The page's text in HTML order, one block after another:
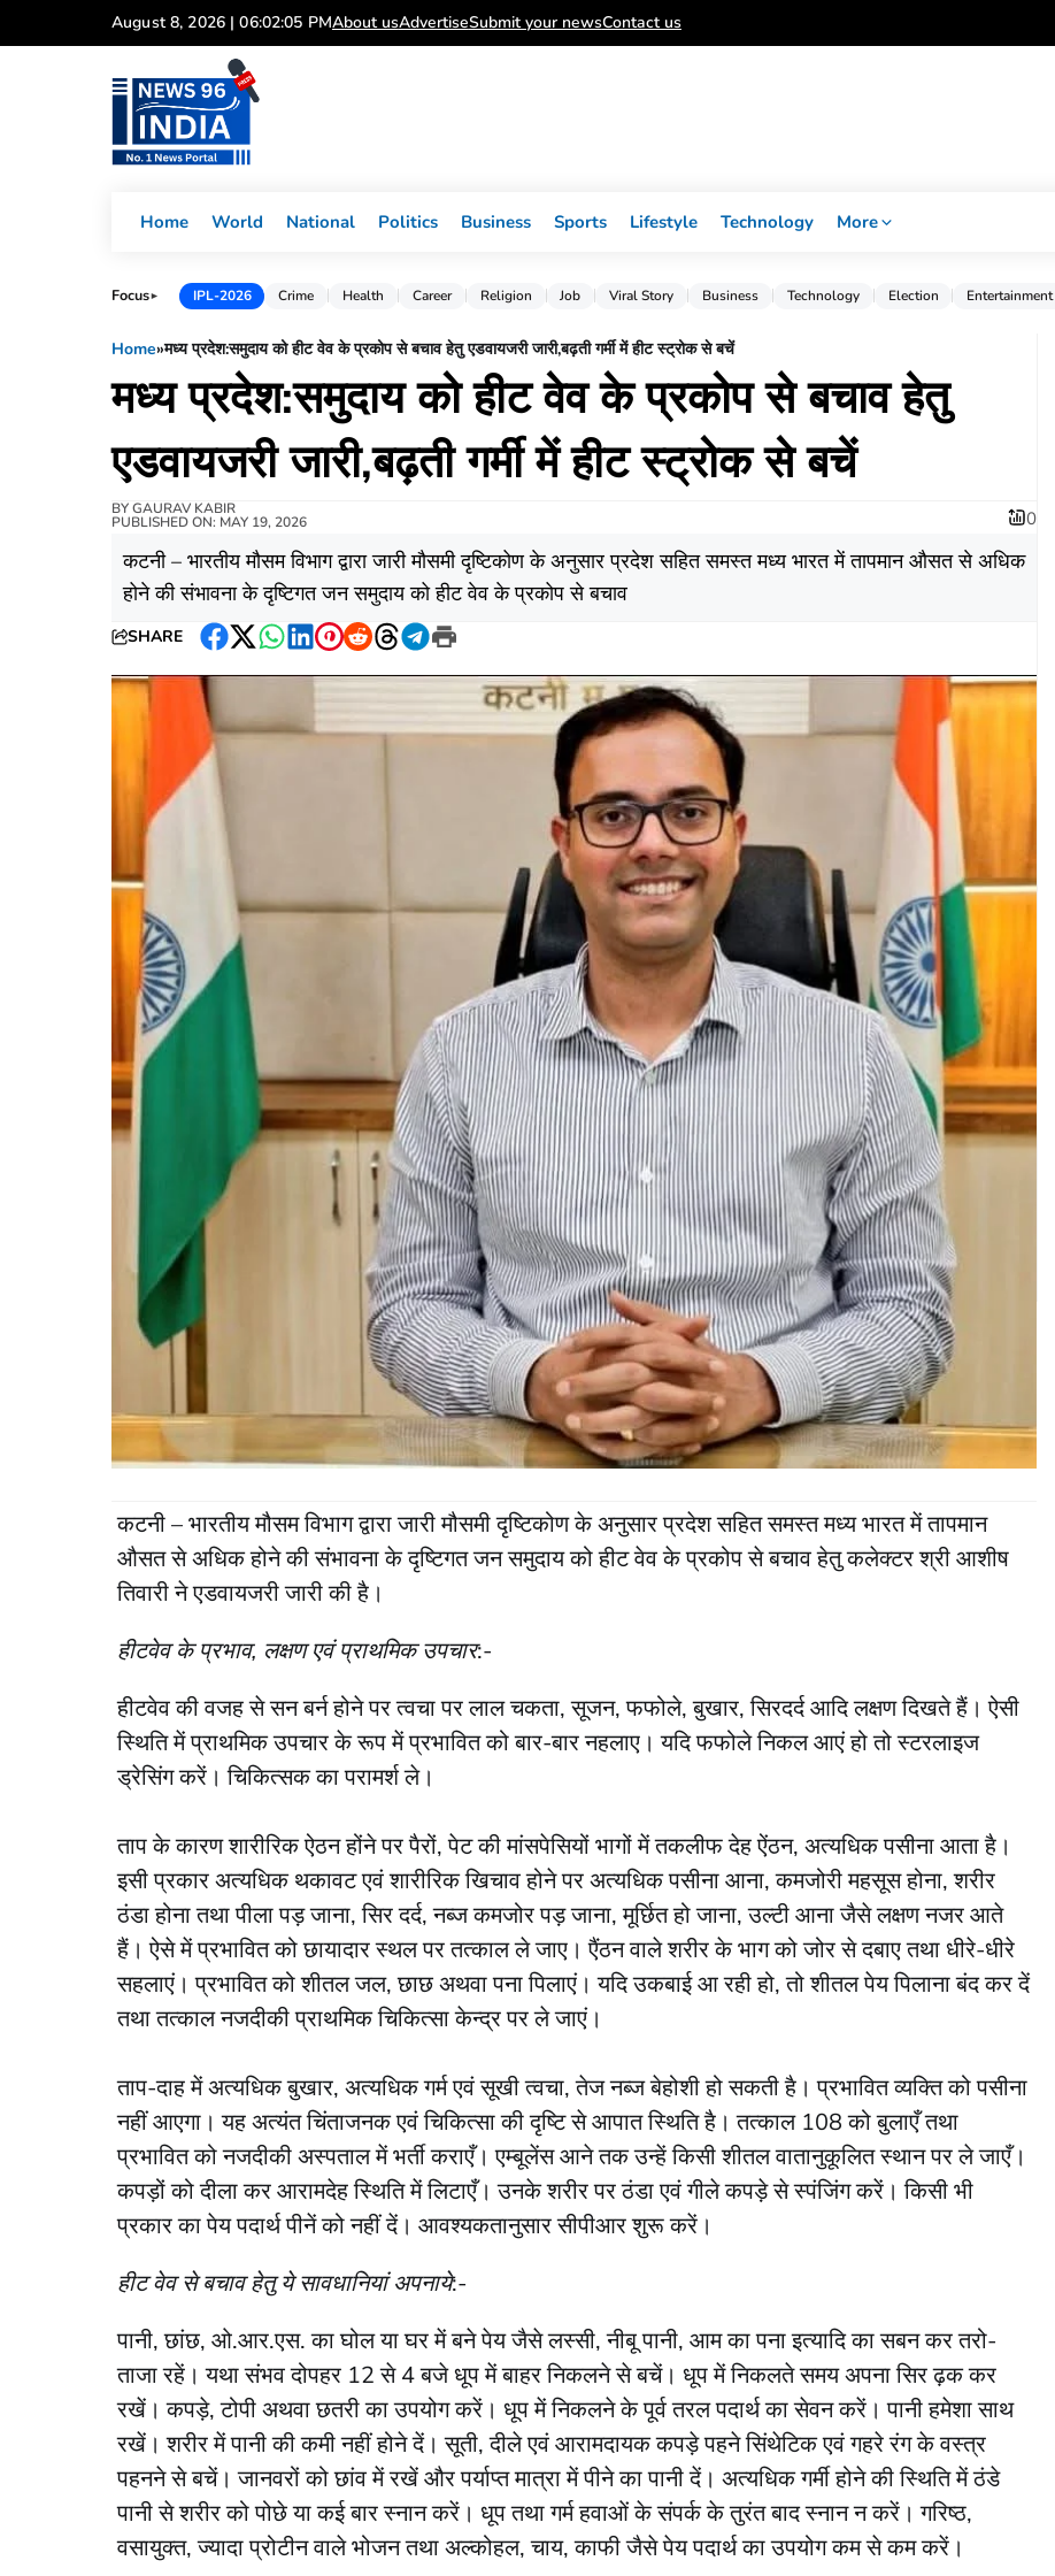
to
August 8, 2026 | 06:02:06 PMAbout usAdvertiseSubmit your newsContact us
Home World National Politics Business Sports Lifestyle Technology More
Focus► IPL-2026 Crime Health Career Religion Job Viral Story Business Technology Election Entertainment
Home»मध्य प्रदेश:समुदाय को हीट वेव के प्रकोप से बचाव हेतु एडवायजरी जारी,बढ़ती गर्मी में हीट स्ट्रोक से बचें
मध्य प्रदेश:समुदाय को हीट वेव के प्रकोप से बचाव हेतु
एडवायजरी जारी,बढ़ती गर्मी में हीट स्ट्रोक से बचें
BYGAURAV KABIR
PUBLISHED ON: MAY 19, 2026 0
कटनी – भारतीय मौसम विभाग द्वारा जारी मौसमी दृष्टिकोण के अनुसार प्रदेश सहित समस्त मध्य भारत में तापमान औसत से अधिक
होने की संभावना के दृष्टिगत जन समुदाय को हीट वेव के प्रकोप से बचाव
SHARE
Facebook
Twitter
WhatsApp
LinkedIn
Pinterest
RedditThreads
Telegram
Print
कटनी – भारतीय मौसम विभाग द्वारा जारी मौसमी दृष्टिकोण के अनुसार प्रदेश सहित समस्त मध्य भारत में तापमान
औसत से अधिक होने की संभावना के दृष्टिगत जन समुदाय को हीट वेव के प्रकोप से बचाव हेतु कलेक्‍टर श्री आशीष
तिवारी ने एडवायजरी जारी की है।
हीटवेव के प्रभाव, लक्षण एवं प्राथमिक उपचार:-
हीटवेव की वजह से सन बर्न होने पर त्वचा पर लाल चकता, सूजन, फफोले, बुखार, सिरदर्द आदि लक्षण दिखते हैं। ऐसी
स्थिति में प्राथमिक उपचार के रूप में प्रभावित को बार-बार नहलाए। यदि फफोले निकल आएं हो तो स्टरलाइज
ड्रेसिंग करें। चिकित्सक का परामर्श ले।
ताप के कारण शारीरिक ऐठन होंने पर पैरों, पेट की मांसपेसियों भागों में तकलीफ देह ऐंठन, अत्यधिक पसीना आता है।
इसी प्रकार अत्यधिक थकावट एवं शारीरिक खिचाव होने पर अत्यधिक पसीना आना, कमजोरी महसूस होना, शरीर
ठंडा होना तथा पीला पड़ जाना, सिर दर्द, नब्ज कमजोर पड़ जाना, मूर्छित हो जाना, उल्टी आना जैसे लक्षण नजर आते
हैं। ऐसे में प्रभावित को छायादार स्थल पर तत्काल ले जाए। एैंठन वाले शरीर के भाग को जोर से दबाए तथा धीरे-धीरे
सहलाएं। प्रभावित को शीतल जल, छाछ अथवा पना पिलाएं। यदि उकबाई आ रही हो, तो शीतल पेय पिलाना बंद कर दें
तथा तत्काल नजदीकी प्राथमिक चिकित्सा केन्द्र पर ले जाएं।
ताप-दाह में अत्यधिक बुखार, अत्यधिक गर्म एवं सूखी त्वचा, तेज नब्ज बेहोशी हो सकती है। प्रभावित व्यक्ति को पसीना
नहीं आएगा। यह अत्यंत चिंताजनक एवं चिकित्सा की दृष्टि से आपात स्थिति है। तत्काल 108 को बुलाएँ तथा
प्रभावित को नजदीकी अस्पताल में भर्ती कराएँ। एम्बूलेंस आने तक उन्हें किसी शीतल वातानुकूलित स्थान पर ले जाएँ।
कपड़ों को दीला कर आरामदेह स्थिति में लिटाएँ। उनके शरीर पर ठंडा एवं गीले कपड़े से स्पंजिंग करें। किसी भी
प्रकार का पेय पदार्थ पीनें को नहीं दें। आवश्यकतानुसार सीपीआर शुरू करें।
हीट वेव से बचाव हेतु ये सावधानियां अपनाये:-
पानी, छांछ, ओ.आर.एस. का घोल या घर में बने पेय जैसे लस्सी, नीबू पानी, आम का पना इत्यादि का सबन कर तरो-
ताजा रहें। यथा संभव दोपहर 12 से 4 बजे धूप में बाहर निकलने से बचें। धूप में निकलते समय अपना सिर ढ़क कर
रखें। कपड़े, टोपी अथवा छतरी का उपयोग करें। धूप में निकलने के पूर्व तरल पदार्थ का सेवन करें। पानी हमेशा साथ
रखें। शरीर में पानी की कमी नहीं होने दें। सूती, दीले एवं आरामदायक कपड़े पहने सिंथेटिक एवं गहरे रंग के वस्‍त्र
पहनने से बचें। जानवरों को छांव में रखें और पर्याप्त मात्रा में पीने का पानी दें। अत्यधिक गर्मी होने की स्थिति में ठंडे
पानी से शरीर को पोछे या कई बार स्नान करें। धूप तथा गर्म हवाओं के संपर्क के तुरंत बाद स्नान न करें। गरिष्ठ,
वसायुक्त, ज्यादा प्रोटीन वाले भोजन तथा अल्कोहल, चाय, काफी जैसे पेय पदार्थ का उपयोग कम से कम करें।